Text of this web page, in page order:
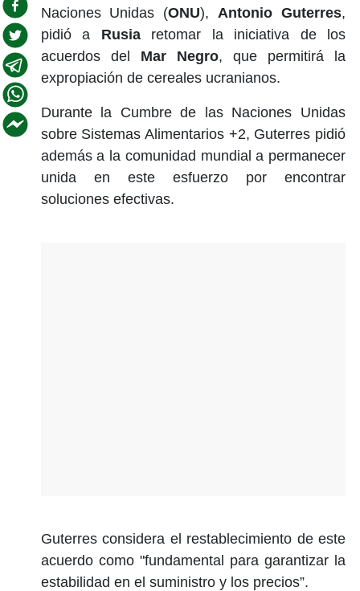
Naciones Unidas (ONU), Antonio Guterres,
pidió a Rusiaretomar la iniciativa de los
acuerdos del Mar Negro, que permitirá la
expropiación de cereales ucranianos.
Durante la Cumbre de las Naciones Unidas
sobre Sistemas Alimentarios +2, Guterres pidió
además a la comunidad mundial a permanecer
unida en este esfuerzo por encontrar
soluciones efectivas.
Guterres considera el restablecimiento de este
acuerdo como "fundamental para garantizar la
estabilidad en el suministro y los precios”.